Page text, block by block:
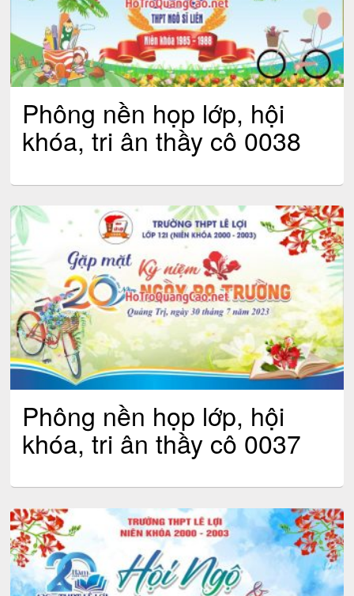
Phông nền họp lớp, hội
khóa, tri ân thầy cô 0038
Phông nền họp lớp, hội
khóa, tri ân thầy cô 0037